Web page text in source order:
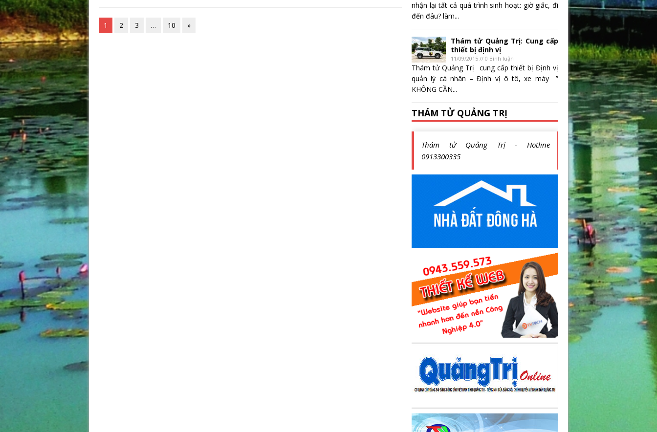
1 2 3 … 10 »
nhận lại tất cả quá trình sinh hoạt: giờ giấc, đi
đến đâu? làm...
Thám tử Quảng Trị: Cung cấp
thiết bị định vị
11/09/2015 // 0 Bình luận
Thám tử Quảng Trị cung cấp thiết bị Định vị
quản lý cá nhân – Định vị ô tô, xe máy ”
KHÔNG CẦN...
THÁM TỬ QUẢNG TRỊ
Thám tử Quảng Trị - Hotline
0913300335